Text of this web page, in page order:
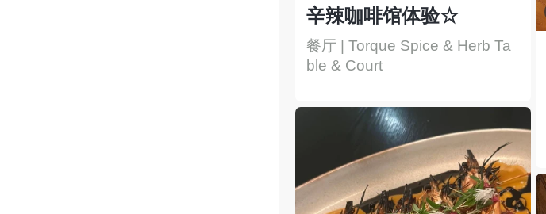
辛辣咖啡馆体验☆
餐厅 | Torque Spice & Herb Ta
ble & Court